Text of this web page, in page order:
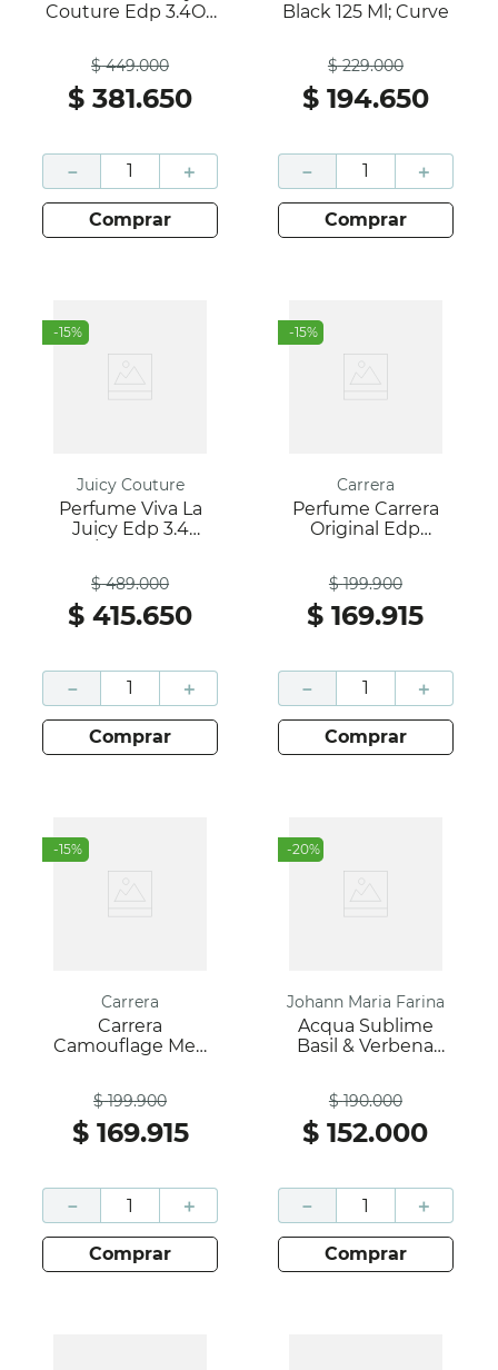
Couture Edp 3.4Oz
$ 449.000
$ 381.650
＋
－
comprar
Black 125 Ml; Curve
$ 229.000
$ 194.650
＋
－
comprar
-15%
Juicy Couture
Perfume Viva La
Juicy Edp 3.4
$ 489.000
$ 415.650
＋
－
comprar
-15%
Carrera
Perfume Carrera
Original Edp
$ 199.900
$ 169.915
＋
－
comprar
-15%
Carrera
Carrera
Camouflage Men
$ 199.900
$ 169.915
＋
－
comprar
-20%
Johann Maria Farina
Acqua Sublime
Basil & Verbena
$ 190.000
$ 152.000
＋
－
comprar